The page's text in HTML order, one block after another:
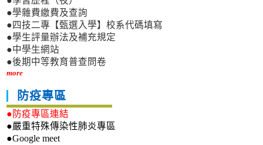
●學雜費繳費及查詢
●四技二專【甄選入學】校系代碼填寫
●學生評量辦法及補充規定
●中學生網站
●後期中等教育普查問卷
more
防疫專區
●防疫專區連結
●嚴重特殊傳染性肺炎專區
●Google meet